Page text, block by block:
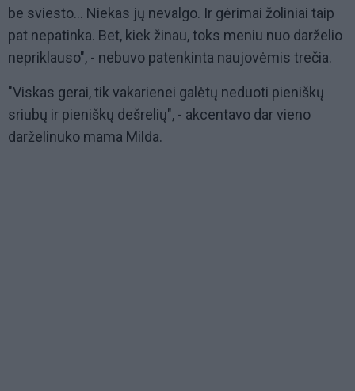
be sviesto... Niekas jų nevalgo. Ir gėrimai žoliniai taip
pat nepatinka. Bet, kiek žinau, toks meniu nuo darželio
nepriklauso", - nebuvo patenkinta naujovėmis trečia.
"Viskas gerai, tik vakarienei galėtų neduoti pieniškų
sriubų ir pieniškų dešrelių", - akcentavo dar vieno
darželinuko mama Milda.